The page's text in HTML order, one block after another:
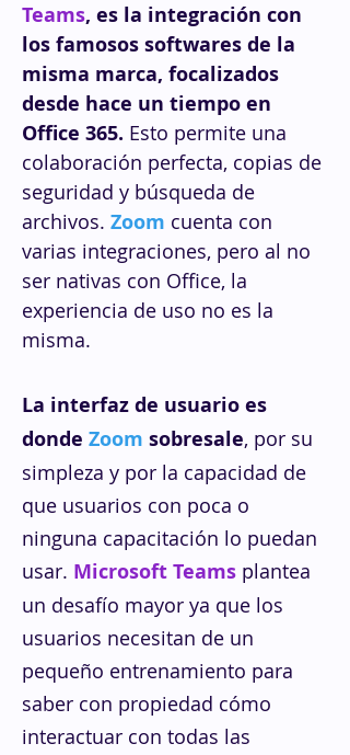
Teams, es la integración con
los famosos softwares de la
misma marca, focalizados
desde hace un tiempo en
Office 365. Esto permite una
colaboración perfecta, copias de
seguridad y búsqueda de
archivos. Zoom cuenta con
varias integraciones, pero al no
ser nativas con Office, la
experiencia de uso no es la
misma.
La interfaz de usuario es
donde Zoom sobresale, por su
simpleza y por la capacidad de
que usuarios con poca o
ninguna capacitación lo puedan
usar. Microsoft Teams plantea
un desafío mayor ya que los
usuarios necesitan de un
pequeño entrenamiento para
saber con propiedad cómo
interactuar con todas las